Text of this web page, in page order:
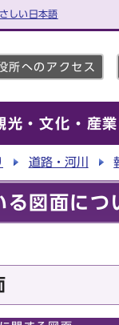
しい日本語
所へのアクセス
光・文化・産業
道路・河川
る図面につ